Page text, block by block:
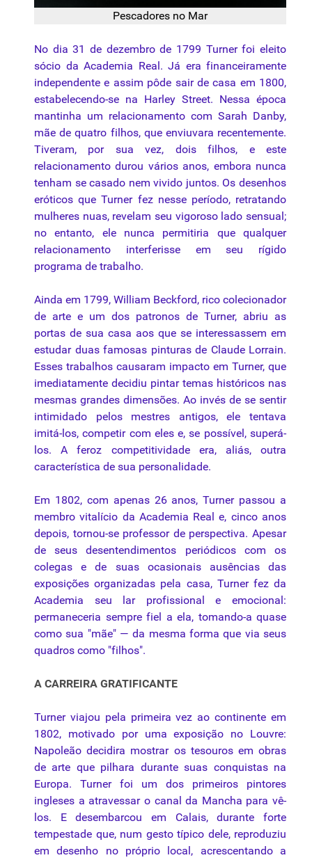
Pescadores no Mar
No dia 31 de dezembro de 1799 Turner foi eleito
sócio da Academia Real. Já era financeiramente
independente e assim pôde sair de casa em 1800,
estabelecendo-se na Harley Street. Nessa época
mantinha um relacionamento com Sarah Danby,
mãe de quatro filhos, que enviuvara recentemente.
Tiveram, por sua vez, dois filhos, e este
relacionamento durou vários anos, embora nunca
tenham se casado nem vivido juntos. Os desenhos
eróticos que Turner fez nesse período, retratando
mulheres nuas, revelam seu vigoroso lado sensual;
no entanto, ele nunca permitiria que qualquer
relacionamento interferisse em seu rígido
programa de trabalho.
Ainda em 1799, William Beckford, rico colecionador
de arte e um dos patronos de Turner, abriu as
portas de sua casa aos que se interessassem em
estudar duas famosas pinturas de Claude Lorrain.
Esses trabalhos causaram impacto em Turner, que
imediatamente decidiu pintar temas históricos nas
mesmas grandes dimensões. Ao invés de se sentir
intimidado pelos mestres antigos, ele tentava
imitá-los, competir com eles e, se possível, superá-
los. A feroz competitividade era, aliás, outra
característica de sua personalidade.
Em 1802, com apenas 26 anos, Turner passou a
membro vitalício da Academia Real e, cinco anos
depois, tornou-se professor de perspectiva. Apesar
de seus desentendimentos periódicos com os
colegas e de suas ocasionais ausências das
exposições organizadas pela casa, Turner fez da
Academia seu lar profissional e emocional:
permaneceria sempre fiel a ela, tomando-a quase
como sua "mãe" — da mesma forma que via seus
quadros como "filhos".
A CARREIRA GRATIFICANTE
Turner viajou pela primeira vez ao continente em
1802, motivado por uma exposição no Louvre:
Napoleão decidira mostrar os tesouros em obras
de arte que pilhara durante suas conquistas na
Europa. Turner foi um dos primeiros pintores
ingleses a atravessar o canal da Mancha para vê-
los. E desembarcou em Calais, durante forte
tempestade que, num gesto típico dele, reproduziu
em desenho no próprio local, acrescentando a